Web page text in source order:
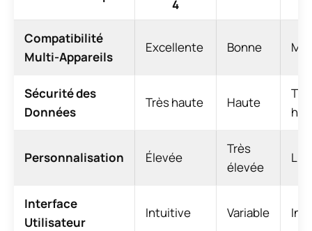
4
Compatibilité
Multi-Appareils
Excellente Bonne
Sécurité des
Données
Très haute Haute
Personnalisation Élevée
Très
élevée
Interface
Utilisateur
Intuitive Variable